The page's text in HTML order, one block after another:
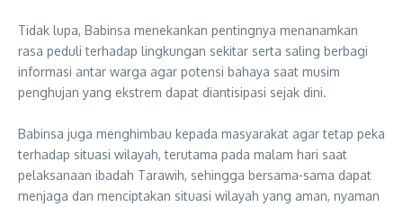
‎Tidak lupa, Babinsa menekankan pentingnya menanamkan
rasa peduli terhadap lingkungan sekitar serta saling berbagi
informasi antar warga agar potensi bahaya saat musim
penghujan yang ekstrem dapat diantisipasi sejak dini.
‎Babinsa juga menghimbau kepada masyarakat agar tetap peka
terhadap situasi wilayah, terutama pada malam hari saat
pelaksanaan ibadah Tarawih, sehingga bersama-sama dapat
menjaga dan menciptakan situasi wilayah yang aman, nyaman